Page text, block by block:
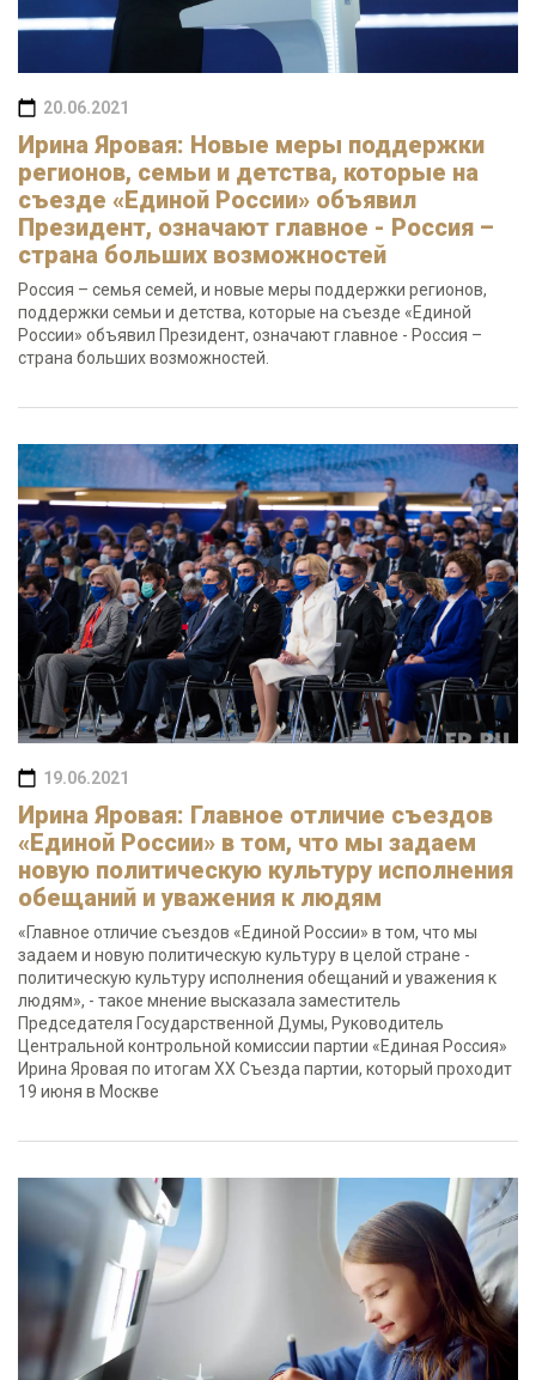
20.06.2021
Ирина Яровая: Новые меры поддержки
регионов, семьи и детства, которые на
съезде «Единой России» объявил
Президент, означают главное - Россия –
страна больших возможностей
Россия – семья семей, и новые меры поддержки регионов,
поддержки семьи и детства, которые на съезде «Единой
России» объявил Президент, означают главное - Россия –
страна больших возможностей.
19.06.2021
Ирина Яровая: Главное отличие съездов
«Единой России» в том, что мы задаем
новую политическую культуру исполнения
обещаний и уважения к людям
«Главное отличие съездов «Единой России» в том, что мы
задаем и новую политическую культуру в целой стране -
политическую культуру исполнения обещаний и уважения к
людям», - такое мнение высказала заместитель
Председателя Государственной Думы, Руководитель
Центральной контрольной комиссии партии «Единая Россия»
Ирина Яровая по итогам ХХ Съезда партии, который проходит
19 июня в Москве